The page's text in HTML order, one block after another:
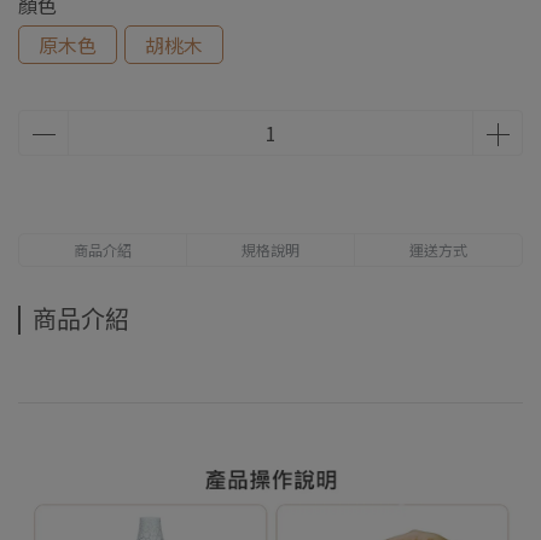
原木色
胡桃木
商品介紹 規格說明 運送方式
商品介紹